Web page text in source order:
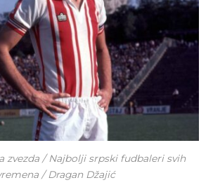
zvezda / Najbolji srpski fudbaleri svih
/ Dragan Džajić